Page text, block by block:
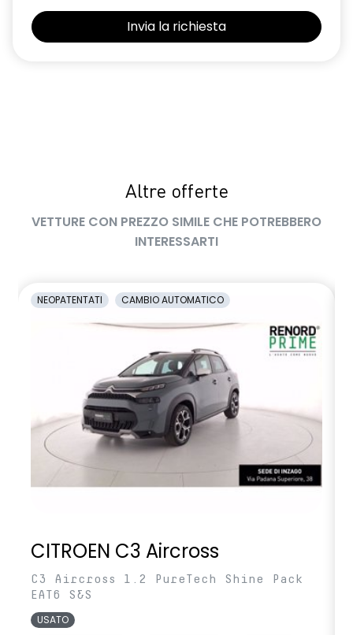
Retrovisore interno con antiabbagliamento manuale
Sistema di accesso e avviamento senza chiave
Sistema di rilevamento stato di vigilanza del conducente
Volante in pelle TEP
Volante regolabile in altezza e profondità
Altre offerte
VETTURE CON PREZZO SIMILE CHE POTREBBERO
INTERESSARTI
NEOPATENTATI CAMBIO AUTOMATICO
CITROEN C3 Aircross
C3 Aircross 1.2 PureTech Shine Pack
EAT6 S&S
USATO